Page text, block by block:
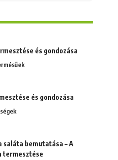
és gondozása
és gondozása
saláta bemutatása – A
termesztése